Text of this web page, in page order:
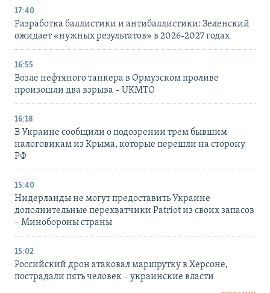
17:40
Разработка баллистики и антибаллистики: Зеленский
ожидает «нужных результатов» в 2026-2027 годах
16:55
Возле нефтяного танкера в Ормузском проливе
произошли два взрыва – UKMTO
16:18
В Украине сообщили о подозрении трем бывшим
налоговикам из Крыма, которые перешли на сторону
РФ
15:40
Нидерланды не могут предоставить Украине
дополнительные перехватчики Patriot из своих запасов
– Минобороны страны
15:02
Российский дрон атаковал маршрутку в Херсоне,
пострадали пять человек – украинские власти